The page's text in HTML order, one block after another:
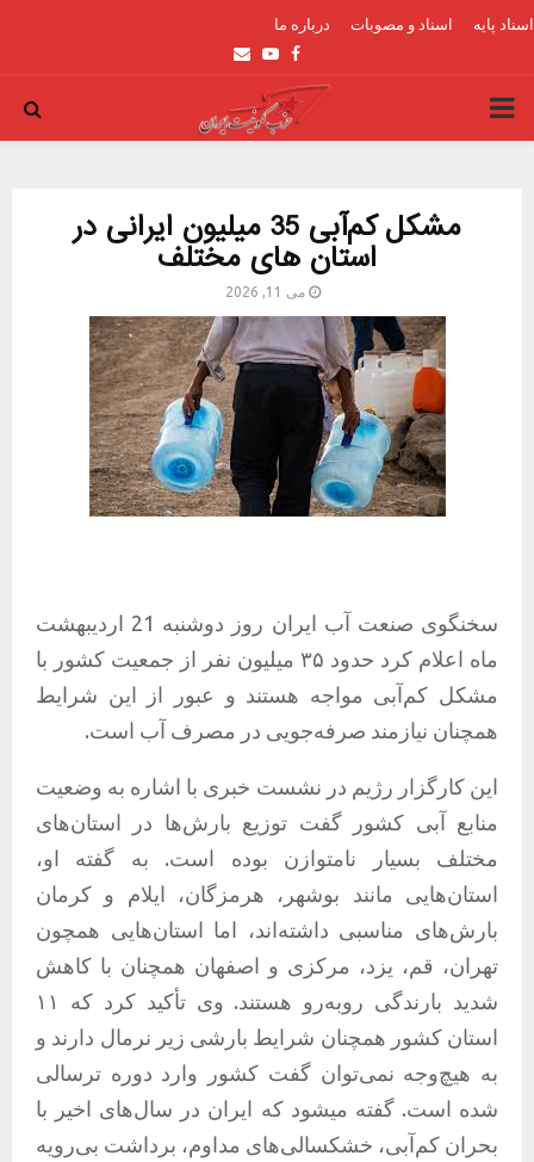
اسناد پایه اسناد و مصوبات درباره ما
Facebook
Youtube
Email
PRIMARY
مشکل کم‌آبی 35 میلیون ایرانی در
استان های مختلف
می 11, 2026
سخنگوی صنعت آب ایران روز دوشنبه 21 اردیبهشت
ماه اعلام کرد حدود ۳۵ میلیون نفر از جمعیت کشور با
مشکل کم‌آبی مواجه هستند و عبور از این شرایط
همچنان نیازمند صرفه‌جویی در مصرف آب است.
این کارگزار رژیم در نشست خبری با اشاره به وضعیت
منابع آبی کشور گفت توزیع بارش‌ها در استان‌های
مختلف بسیار نامتوازن بوده است. به گفته او،
استان‌هایی مانند بوشهر، هرمزگان، ایلام و کرمان
بارش‌های مناسبی داشته‌اند، اما استان‌هایی همچون
تهران، قم، یزد، مرکزی و اصفهان همچنان با کاهش
شدید بارندگی روبه‌رو هستند. وی تأکید کرد که ۱۱
استان کشور همچنان شرایط بارشی زیر نرمال دارند و
به هیچ‌وجه نمی‌توان گفت کشور وارد دوره ترسالی
شده است. گفته میشود که ایران در سال‌های اخیر با
بحران کم‌آبی، خشکسالی‌های مداوم، برداشت بی‌رویه